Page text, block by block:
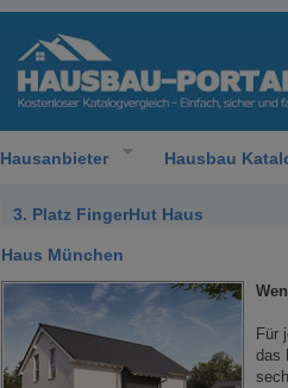
Hausanbieter Hausbau
3. Platz FingerHut Haus
Haus München
Für
das